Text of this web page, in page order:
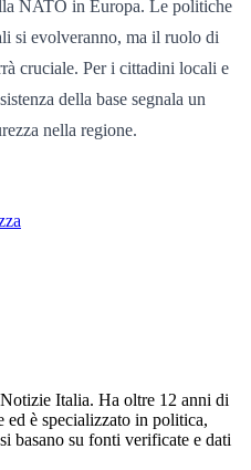
NATO in Europa. Le politiche
si evolveranno, ma il ruolo di
cruciale. Per i cittadini locali e
della base segnala un
nella regione.
Italia. Ha oltre 12 anni di
ed è specializzato in politica,
basano su fonti verificate e dati